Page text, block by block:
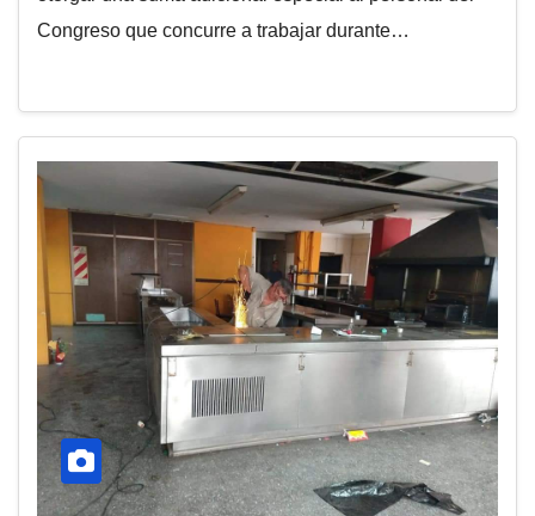
Congreso que concurre a trabajar durante…